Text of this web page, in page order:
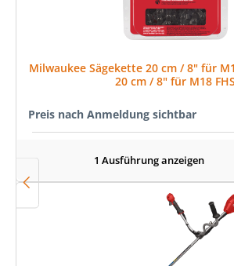
Milwaukee Sägekette 20 cm / 8" für
20 cm / 8" für M18 FHS
Preis nach Anmeldung sichtbar
1 Ausführung anzeigen